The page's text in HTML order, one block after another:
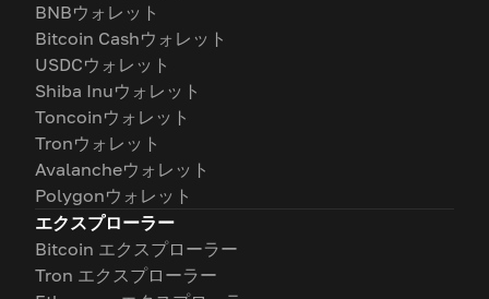
BNBウォレット
Bitcoin Cashウォレット
USDCウォレット
Shiba Inuウォレット
Toncoinウォレット
Tronウォレット
Avalancheウォレット
Polygonウォレット
エクスプローラー
Bitcoin エクスプローラー
Tron エクスプローラー